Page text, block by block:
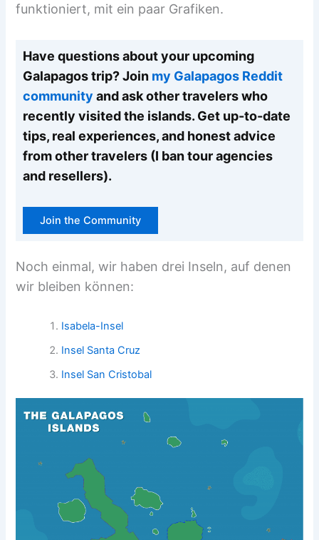
funktioniert, mit ein paar Grafiken.
Have questions about your upcoming
Galapagos trip? Join my Galapagos Reddit
community and ask other travelers who
recently visited the islands. Get up-to-date
tips, real experiences, and honest advice
from other travelers (I ban tour agencies
and resellers).
Join the Community
Noch einmal, wir haben drei Inseln, auf denen
wir bleiben können:
Isabela-Insel
Insel Santa Cruz
Insel San Cristobal